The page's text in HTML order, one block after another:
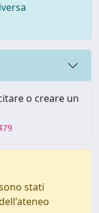
o creare un
stati